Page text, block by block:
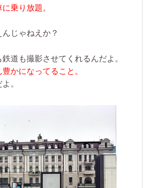
乗り放題。
じゃねえか？
道も撮影させてくれるんだよ。
かになってること。
。